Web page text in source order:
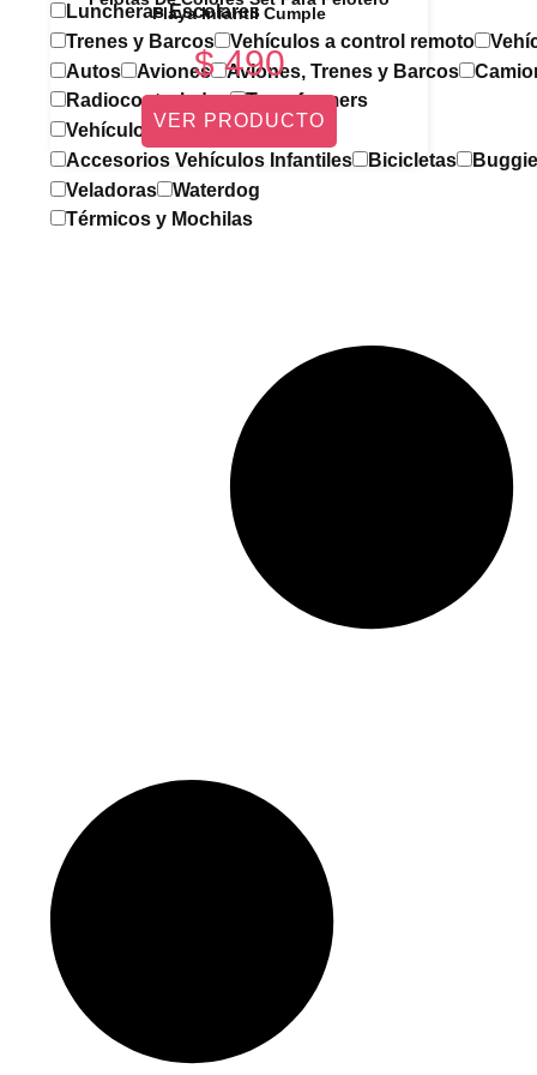
Luncheras Escolares
Trenes y Barcos
Vehículos a control remoto
Autos
Aviones Aviones, Trenes y Barcos
Radiocontrolados
Transformers
Vehículos Infantiles
Accesorios Vehículos Infantiles
Bicicletas
Veladoras
Waterdog
Térmicos y Mochilas
Playa Infantil Cumple
$490
VER PRODUCTO